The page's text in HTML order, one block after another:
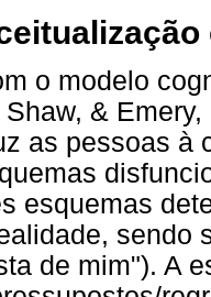
o modelo
&
as pessoas à
esquemas
sendo
de mim"). A